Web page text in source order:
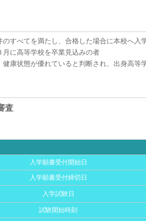
のすべてを満たし、合格した場合に本校へ入
月に高等学校を卒業見込みの者
健康状態が優れていると判断され、出身高等
査
入学願書受付開始日
入学願書受付締切日
入学試験日
試験開始時刻